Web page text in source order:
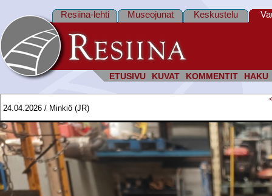
ETUSIVU KUVAT KOMMENTIT HAKU
Resiina-lehti Museojunat Keskustelu
24.04.2026 / Minkiö (JR)